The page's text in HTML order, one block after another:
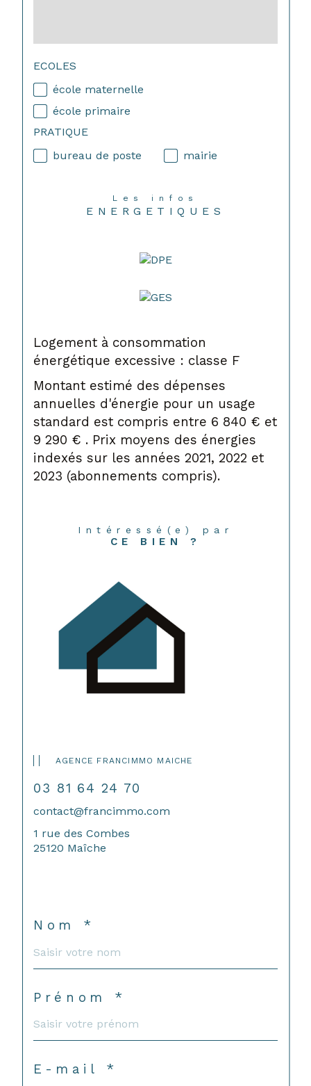
ECOLES
école maternelle
école primaire
PRATIQUE
bureau de poste
mairie
Les infos
ENERGETIQUES
Logement à consommation
énergétique excessive : classe F
Montant estimé des dépenses
annuelles d'énergie pour un usage
standard est compris entre 6 840 € et
9 290 € . Prix moyens des énergies
indexés sur les années 2021, 2022 et
2023 (abonnements compris).
Intéressé(e) par
CE BIEN ?
AGENCE FRANCIMMO MAICHE
03 81 64 24 70
contact@francimmo.com
1 rue des Combes
25120 Maîche
Nom *
Prénom *
E-mail *